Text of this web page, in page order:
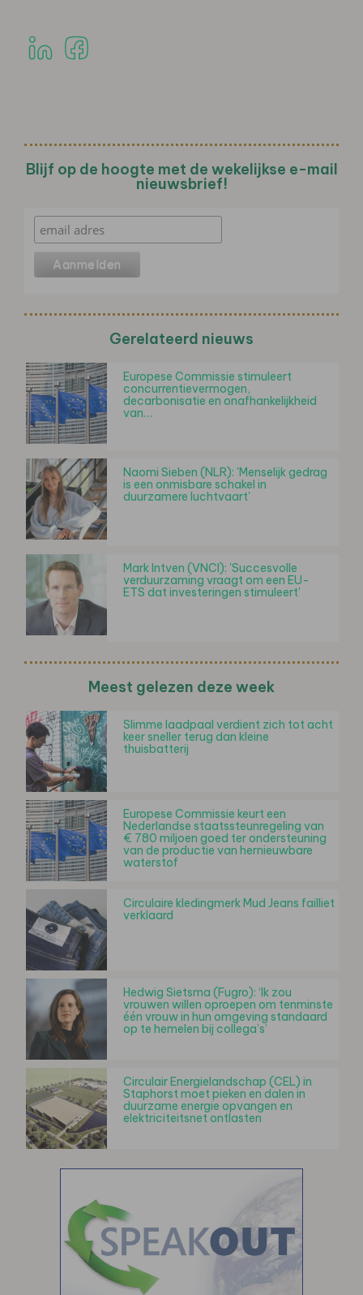
Blijf op de hoogte met de wekelijkse e-mail
nieuwsbrief!
Gerelateerd nieuws
Europese Commissie stimuleert
concurrentievermogen,
decarbonisatie en onafhankelijkheid
van…
Naomi Sieben (NLR): 'Menselijk gedrag
is een onmisbare schakel in
duurzamere luchtvaart'
Mark Intven (VNCI): 'Succesvolle
verduurzaming vraagt om een EU-
ETS dat investeringen stimuleert'
Meest gelezen deze week
Slimme laadpaal verdient zich tot acht
keer sneller terug dan kleine
thuisbatterij
Europese Commissie keurt een
Nederlandse staatssteunregeling van
€ 780 miljoen goed ter ondersteuning
van de productie van hernieuwbare
waterstof
Circulaire kledingmerk Mud Jeans failliet
verklaard
Hedwig Sietsma (Fugro): ‘Ik zou
vrouwen willen oproepen om tenminste
één vrouw in hun omgeving standaard
op te hemelen bij collega’s’
Circulair Energielandschap (CEL) in
Staphorst moet pieken en dalen in
duurzame energie opvangen en
elektriciteitsnet ontlasten